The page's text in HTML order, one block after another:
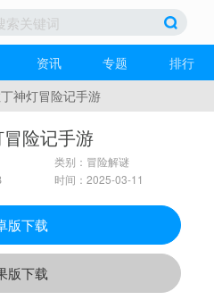
资讯 专题
排行
神灯冒险记手游
险记手游
类别：冒险解谜
时间：2025-03-11
版下载
版下载